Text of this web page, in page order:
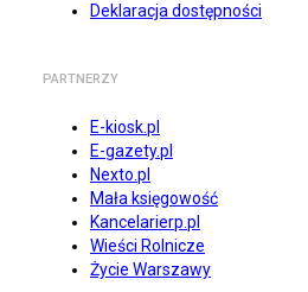
Deklaracja dostępności
PARTNERZY
E-kiosk.pl
E-gazety.pl
Nexto.pl
Mała księgowość
Kancelarierp.pl
Wieści Rolnicze
Życie Warszawy